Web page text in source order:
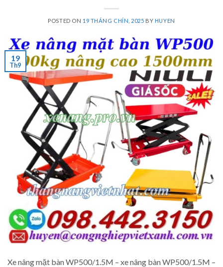
POSTED ON 19 THÁNG CHÍN, 2025 BY HUYEN
19
Th9
Xe nâng mặt bàn WP500/1.5M – xe nâng bàn WP500/1.5M –